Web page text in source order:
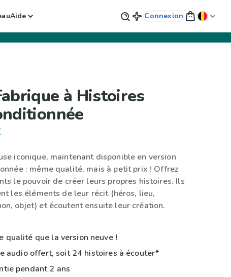
Aide Connexion
à Histoires
iconique, maintenant disponible en version
: même qualité, mais à petit prix ! Offrez
le pouvoir de créer leurs propres histoires. Ils
les éléments de leur récit (héros, lieu,
objet) et écoutent ensuite leur création.
qualité que la version neuve !
audio offert, soit 24 histoires à écouter*
pendant 2 ans